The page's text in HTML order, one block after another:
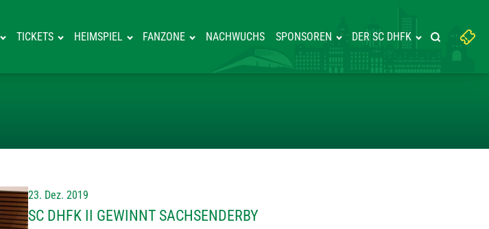
TICKETS HEIMSPIEL FANZONE NACHWUCHS SPONSOREN DER SC DHFK
Suchbegriff
eingeben:
Suche
23. Dez. 2019
SC DHFK II GEWINNT SACHSENDERBY